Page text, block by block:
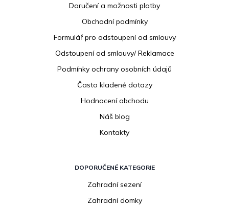
Doručení a možnosti platby
Obchodní podmínky
Formulář pro odstoupení od smlouvy
Odstoupení od smlouvy/ Reklamace
Podmínky ochrany osobních údajů
Často kladené dotazy
Hodnocení obchodu
Náš blog
Kontakty
DOPORUČENÉ KATEGORIE
Zahradní sezení
Zahradní domky